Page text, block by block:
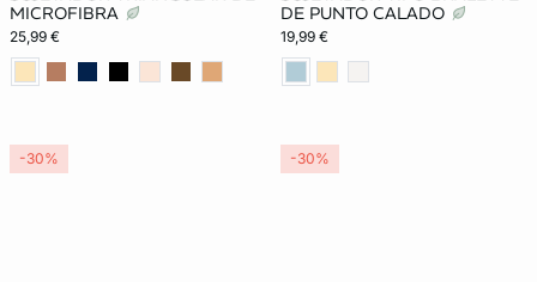
MICROFIBRA
25,99 €
DE PUNTO CALADO
19,99 €
-30% -30%